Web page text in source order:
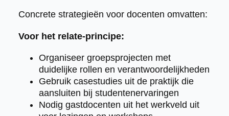
Concrete strategieën voor docenten omvatten:
Voor het relate-principe:
Organiseer groepsprojecten met
duidelijke rollen en verantwoordelijkheden
Gebruik casestudies uit de praktijk die
aansluiten bij studentenervaringen
Nodig gastdocenten uit het werkveld uit